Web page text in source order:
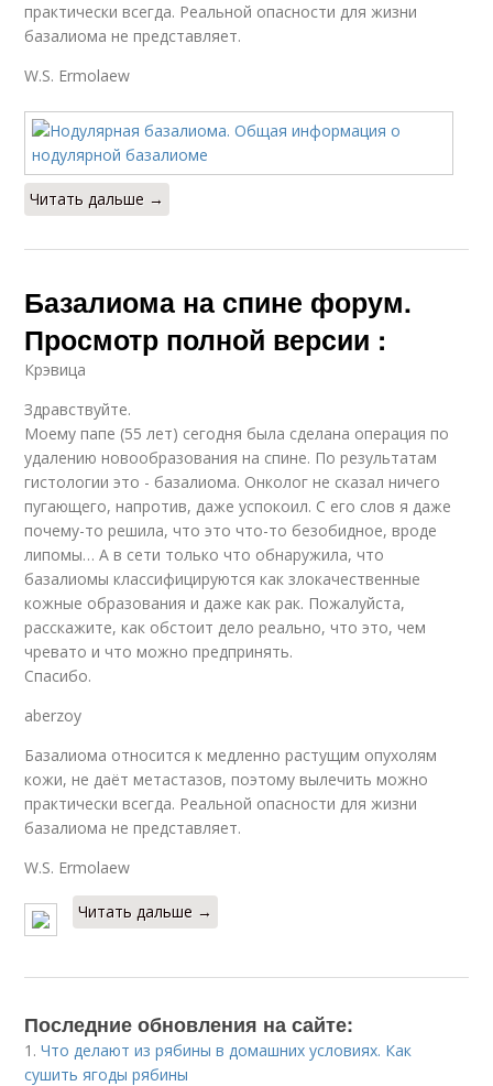
практически всегда. Реальной опасности для жизни
базалиома не представляет.
W.S. Ermolaew
Читать дальше →
Базалиома на спине форум.
Просмотр полной версии :
Крэвица
Здравствуйте.
Моему папе (55 лет) сегодня была сделана операция по
удалению новообразования на спине. По результатам
гистологии это - базалиома. Онколог не сказал ничего
пугающего, напротив, даже успокоил. С его слов я даже
почему-то решила, что это что-то безобидное, вроде
липомы… А в сети только что обнаружила, что
базалиомы классифицируются как злокачественные
кожные образования и даже как рак. Пожалуйста,
расскажите, как обстоит дело реально, что это, чем
чревато и что можно предпринять.
Спасибо.
aberzoy
Базалиома относится к медленно растущим опухолям
кожи, не даёт метастазов, поэтому вылечить можно
практически всегда. Реальной опасности для жизни
базалиома не представляет.
W.S. Ermolaew
Читать дальше →
Последние обновления на сайте:
1.Что делают из рябины в домашних условиях. Как
сушить ягоды рябины